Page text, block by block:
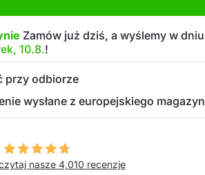
Zamów już dziś, a wyślemy w dniu
10.8.!
przy odbiorze
wysłane z europejskiego
nasze 4,010 recenzje